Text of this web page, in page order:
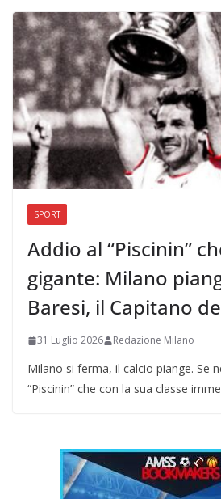
SPORT
Addio al “Piscinin”
gigante: Milano
Baresi, il Capitano
31 Luglio 2026 Redazione Milano
Milano si ferma, il calcio piange. Se
“Piscinin” che con la sua classe